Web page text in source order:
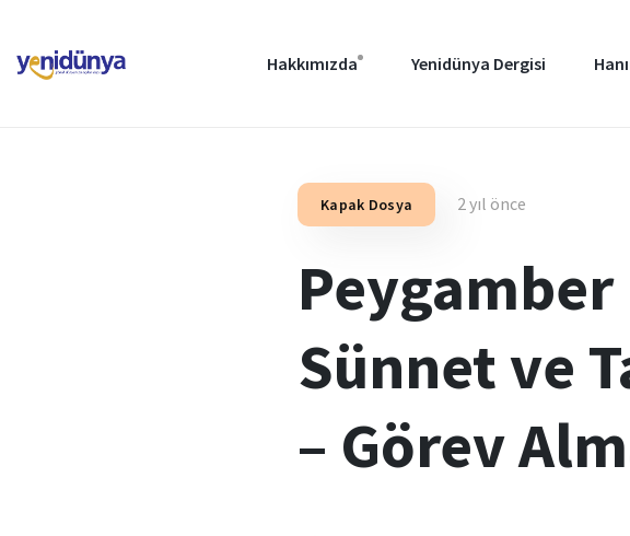
Hakkımızda Yenidünya Dergisi
Kapak Dosya 2 yıl önce
Sünnet ve
– Görev